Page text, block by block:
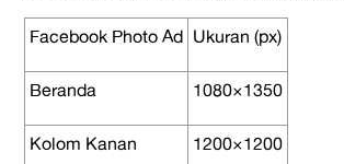
Facebook Photo Ad Ukuran (px)
Beranda 1080×1350
Kolom Kanan 1200×1200